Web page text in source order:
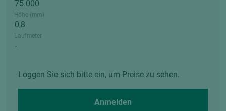
Höhe (mm)
Laufmeter
Loggen Sie sich bitte ein, um Preise zu sehen.
Anmelden